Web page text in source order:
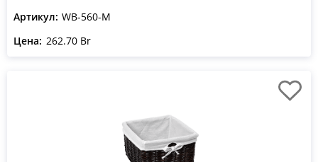
Артикул: WB-560-M
Цена: 262.70 Br